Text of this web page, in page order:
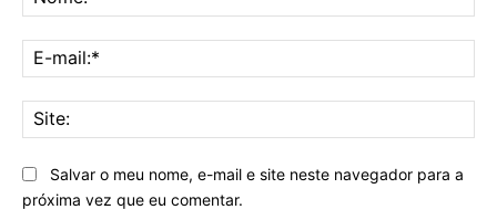
Salvar o meu nome, e-mail e site neste navegador para a
próxima vez que eu comentar.